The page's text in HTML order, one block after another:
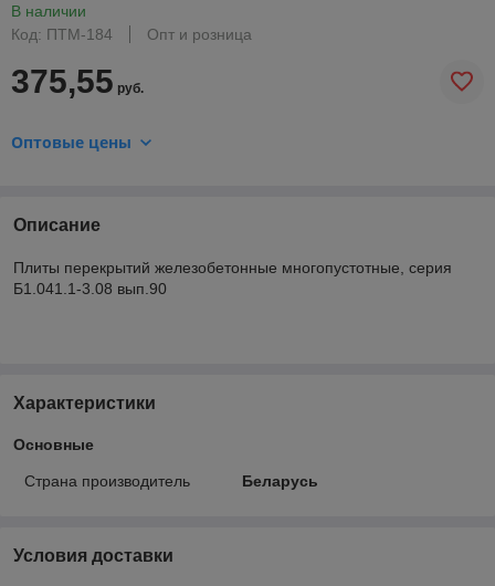
В наличии
Код: ПТМ-184
Опт и розница
375,55 руб.
Оптовые цены
Описание
Плиты перекрытий железобетонные многопустотные, серия
Б1.041.1-3.08 вып.90
Характеристики
Основные
Страна производитель Беларусь
Условия доставки